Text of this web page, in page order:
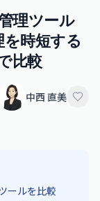
理ツール
を時短する
比較
中西 直美
ールを比較